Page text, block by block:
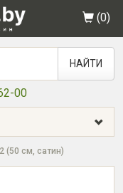
(0)
НАЙТИ
00
(50 см, сатин)